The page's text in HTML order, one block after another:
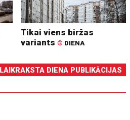
Tikai viens biržas
variants © DIENA
LAIKRAKSTA DIENA PUBLIKĀCIJAS